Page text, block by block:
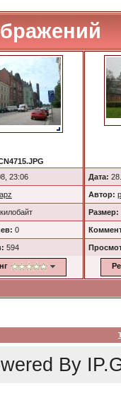
23:06
0
594
Дата:
Автор:
Размер:
By